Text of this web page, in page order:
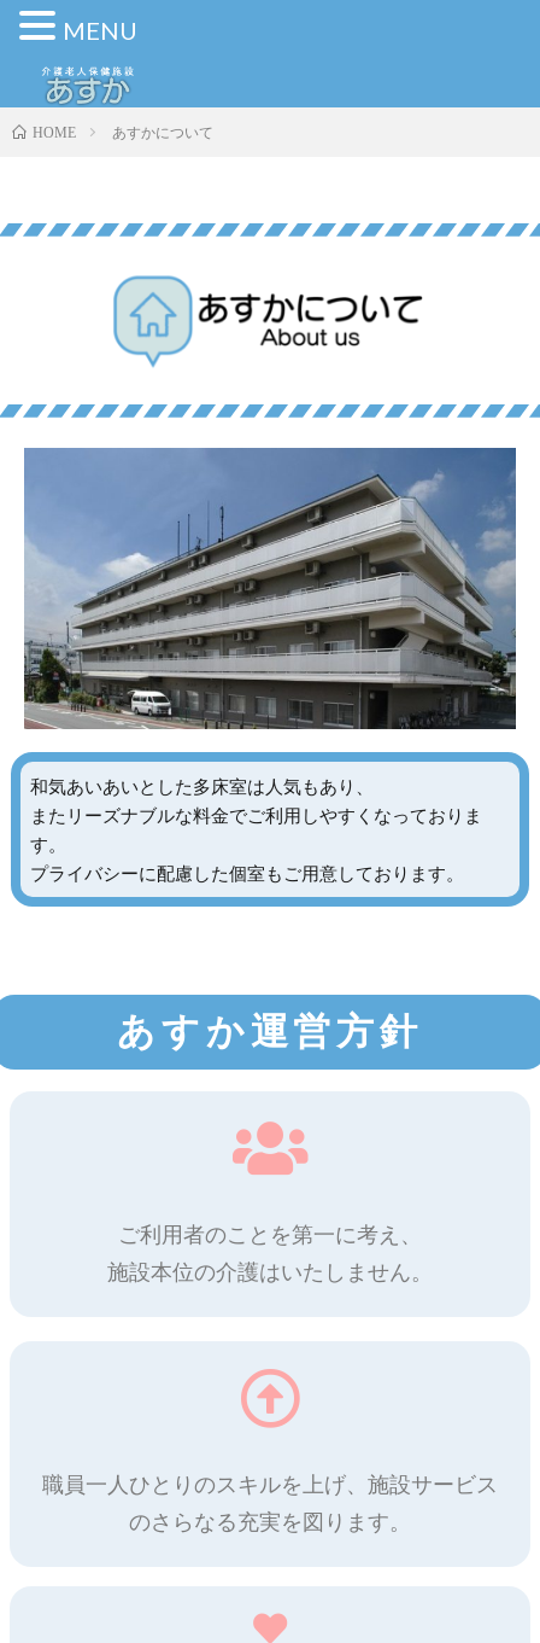
HOME あすかについて
和気あいあいとした多床室は人気もあり、
またリーズナブルな料金でご利用しやすくなっておりま
す。
プライバシーに配慮した個室もご用意しております。
あすか運営方針
ご利用者のことを第一に考え、
施設本位の介護はいたしません。
職員一人ひとりのスキルを上げ、施設サービス
のさらなる充実を図ります。
MENU